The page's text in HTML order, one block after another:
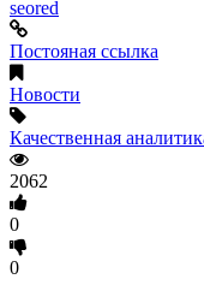
seored
Постояная ссылка
Новости
Качественная
2062
0
0